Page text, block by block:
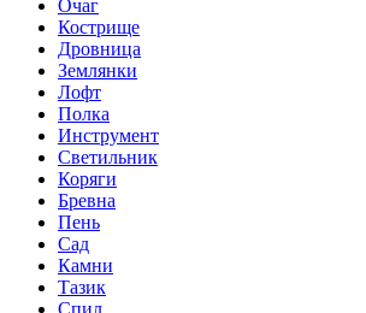
Очаг
Кострище
Дровница
Землянки
Лофт
Полка
Инструмент
Светильник
Коряги
Бревна
Пень
Сад
Камни
Тазик